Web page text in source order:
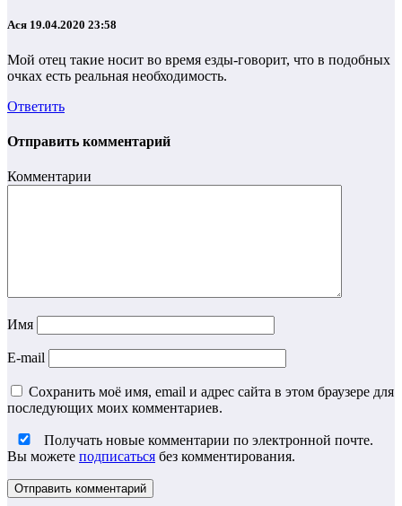
Ася 19.04.2020 23:58
Мой отец такие носит во время езды-говорит, что в подобных
очках есть реальная необходимость.
Ответить
Отправить комментарий
Комментарии
Имя
E-mail
Сохранить моё имя, email и адрес сайта в этом браузере для
последующих моих комментариев.
Получать новые комментарии по электронной почте.
Вы можете подписаться без комментирования.